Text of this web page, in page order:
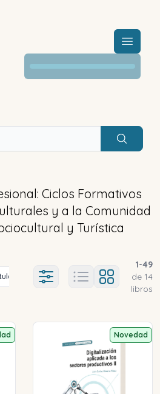
Menú
Buscar
Ciclos Formativos
y a la Comunidad
y Turística
(a-z) Título (z-a)
Ajustes abierto
1-49
de 14
libros
Novedad